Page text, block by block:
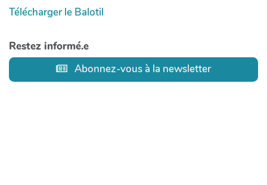
Télécharger le Balotil
Restez informé.e
Abonnez-vous à la newsletter